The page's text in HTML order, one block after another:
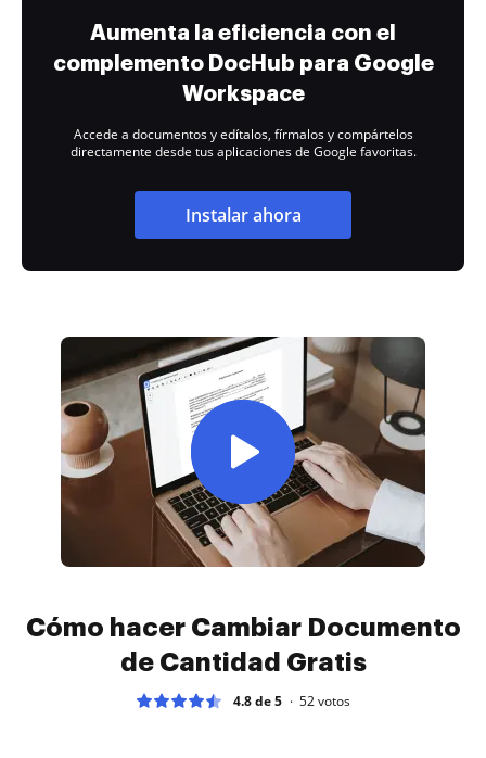
Aumenta la eficiencia con el
complemento DocHub para Google
Workspace
Accede a documentos y edítalos, fírmalos y compártelos
directamente desde tus aplicaciones de Google favoritas.
Instalar ahora
Cómo hacer Cambiar Documento
de Cantidad Gratis
4.8 de 5 52votos